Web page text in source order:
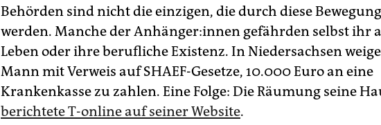
Behörden sind nicht die einzigen, die durch diese
werden. Manche der An­hän­ge­r:in­nen gefährden selbst ihr
Leben oder ihre berufliche Existenz. In Niedersachsen
Mann mit Verweis auf SHAEF-Gesetze, 10.000 Euro an eine
Krankenkasse zu zahlen. Eine Folge: Die Räumung seine
berichtete T-online auf seiner Website.